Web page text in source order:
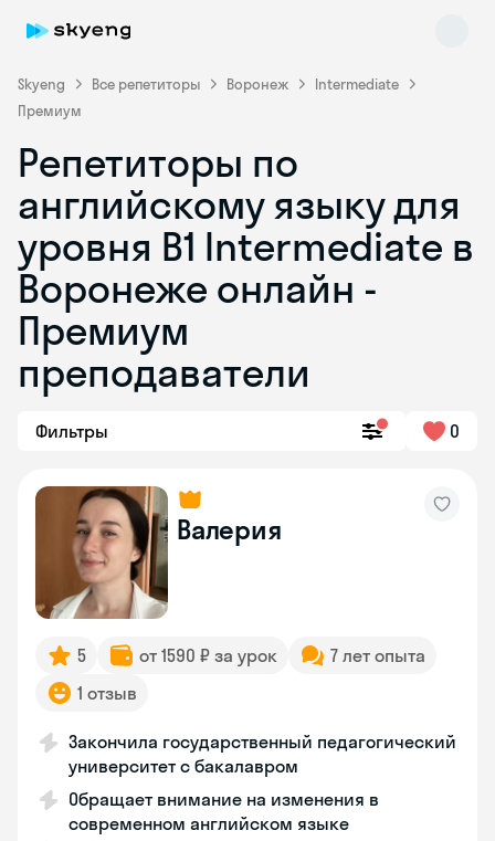
Skyeng Все репетиторы Воронеж
Intermediate
Премиум
Репетиторы по
английскому языку для
уровня B1 Intermediate в
Воронеже онлайн -
Премиум
преподаватели
Фильтры 0
Валерия
5 от 1590 ₽ за урок
7 лет опыта
1 отзыв
Закончила государственный педагогический
университет с бакалавром
Обращает внимание на изменения в
современном английском языке
Skyeng Chat